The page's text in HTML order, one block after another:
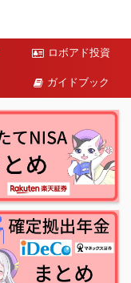
ロボアド投資
ガイドブック